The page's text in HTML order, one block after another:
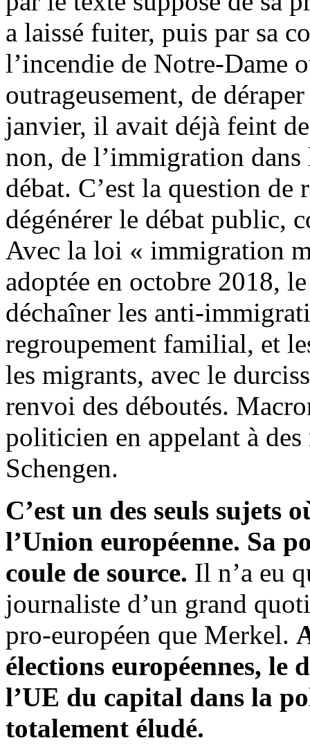
a laissé fuiter, puis par sa
l’incendie de Notre-Dame
outrageusement, de
janvier, il avait déjà feint
non, de l’immigration
débat. C’est la question
dégénérer le débat public,
Avec la loi « immigration
adoptée en octobre 2018,
déchaîner les anti-
regroupement familial, et
les migrants, avec le
renvoi des déboutés.
politicien en appelant à
Schengen.
C’est un des seuls sujets
l’Union européenne. Sa
coule de source. Il n’a eu
journaliste d’un grand
pro-européen que Merkel.
élections européennes, le
l’UE du capital dans la
totalement éludé.